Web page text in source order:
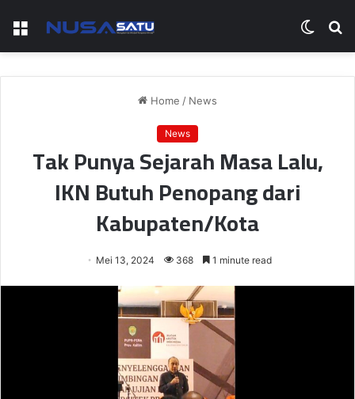
Menu
Switch
skin
Home / News
News
Tak Punya Sejarah Masa Lalu,
IKN Butuh Penopang dari
Kabupaten/Kota
Mei 13, 2024 368 1 minute read